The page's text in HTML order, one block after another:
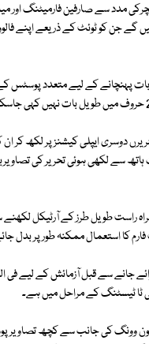
مدد سے صارفین فارمیٹنگ اور
گے جن کو ٹوئٹ کے ذریعے اپنے
بات پہنچانے کے لیے متعدد پوسٹس
دوسری ایپلی کیشنز پر لکھ کر
ہاتھ سے لکھی ہوئی تحریر کی
راست طویل طرز کے آرٹیکل
کا استعمال ممکنہ طور پر بدل
جانے سے قبل آزمائش کے لیے فی
ٹا ٹیسٹنگ کے مراحل میں ہے۔
وونگ کی جانب سے کچھ تصاویر